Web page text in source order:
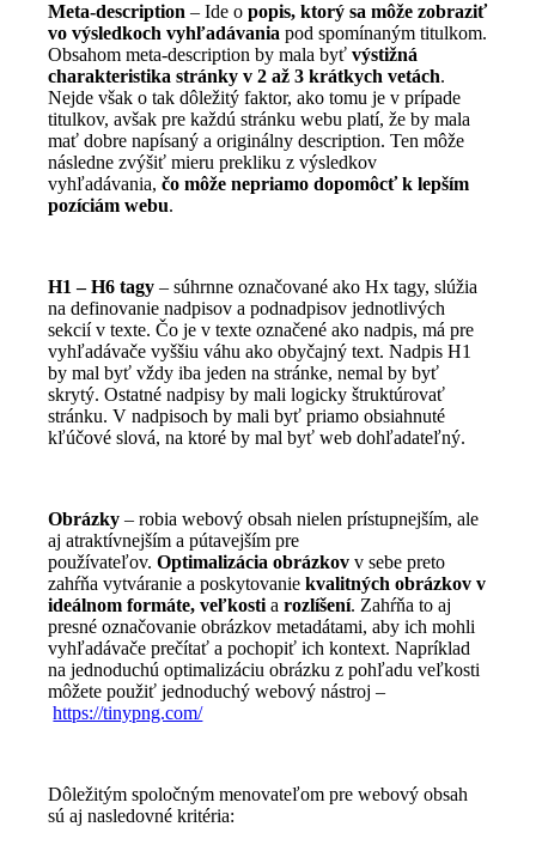
Meta-description – Ide opopis, ktorý sa môže zobraziť
vo výsledkoch vyhľadávaniapod spomínaným titulkom.
Obsahom meta-description by mala byťvýstižná
charakteristika stránky v 2 až 3 krátkych vetách.
Nejde však o tak dôležitý faktor, ako tomu je v prípade
titulkov, avšak pre každú stránku webu platí, že by mala
mať dobre napísaný a originálny description. Ten môže
následne zvýšiť mieru prekliku z výsledkov
vyhľadávania,čo môže nepriamo dopomôcť k lepším
pozíciám webu.
H1 – H6 tagy – súhrnne označované ako Hx tagy, slúžia
na definovanie nadpisov a podnadpisov jednotlivých
sekcií v texte. Čo je v texte označené ako nadpis, má pre
vyhľadávače vyššiu váhu ako obyčajný text. Nadpis H1
by mal byť vždy iba jeden na stránke, nemal by byť
skrytý. Ostatné nadpisy by mali logicky štruktúrovať
stránku. V nadpisoch by mali byť priamo obsiahnuté
kľúčové slová, na ktoré by mal byť web dohľadateľný.
Obrázky – robia webový obsah nielen prístupnejším, ale
aj atraktívnejším a pútavejším pre
používateľov.Optimalizácia obrázkov v sebe preto
zahŕňa vytváranie a poskytovaniekvalitných obrázkov v
ideálnom formáte, veľkostiarozlíšení. Zahŕňa to aj
presné označovanie obrázkov metadátami, aby ich mohli
vyhľadávače prečítať a pochopiť ich kontext. Napríklad
na jednoduchú optimalizáciu obrázku z pohľadu veľkosti
môžete použiť jednoduchý webový nástroj –
https://tinypng.com/
Dôležitým spoločným menovateľom pre webový obsah
sú aj nasledovné kritéria: